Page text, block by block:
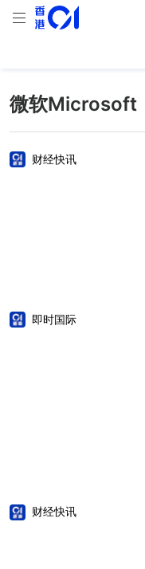
微软Microsoft
财经快讯
即时国际
财经快讯